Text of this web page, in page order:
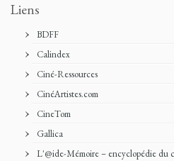
Liens
BDFF
Calindex
Ciné-Ressources
CinéArtistes.com
CineTom
Gallica
L'@ide-Mémoire – encyclopédie du